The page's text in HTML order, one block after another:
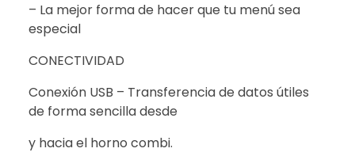
– La mejor forma de hacer que tu menú sea
especial
CONECTIVIDAD
Conexión USB – Transferencia de datos útiles
de forma sencilla desde
y hacia el horno combi.